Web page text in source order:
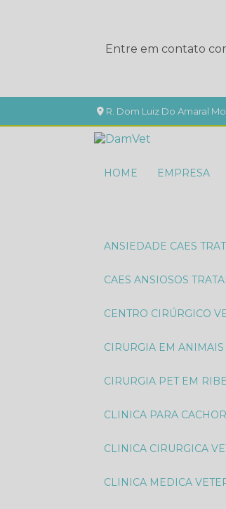
Entre em contato
R. Dom Luiz Do Amaral
HOME EMPRESA
ANSIEDADE CAES
CAES ANSIOSOS
CENTRO CIRÚRGICO
CIRURGIA EM
CIRURGIA PET EM
CLINICA PARA
CLINICA CIRURGICA
CLINICA MEDICA